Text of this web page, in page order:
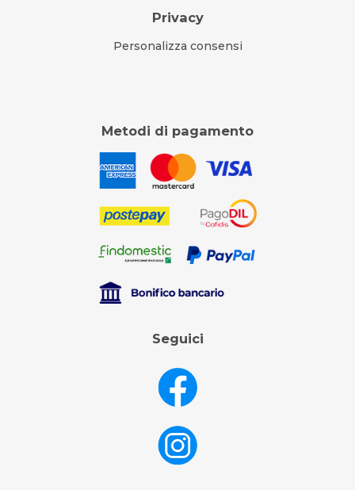
Privacy
Personalizza consensi
Metodi di pagamento
Seguici